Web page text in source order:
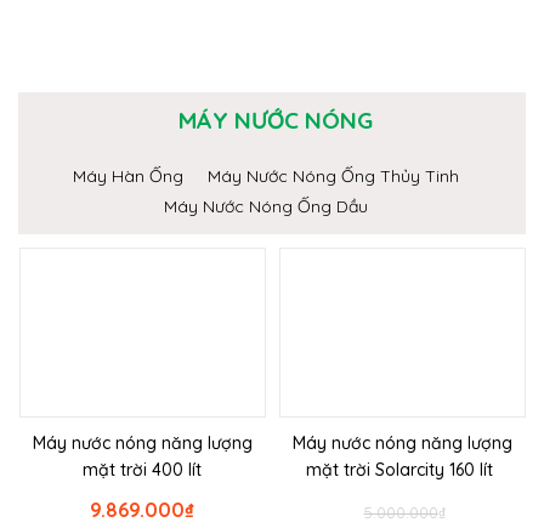
MÁY NƯỚC NÓNG
Máy Hàn Ống
Máy Nước Nóng Ống Thủy Tinh
Máy Nước Nóng Ống Dầu
Máy nước nóng năng lượng
mặt trời 400 lít
₫
9.869.000
Máy nước nóng năng lượng
mặt trời Solarcity 160 lít
₫
5.000.000